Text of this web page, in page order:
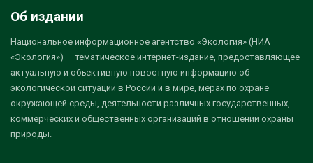
Об издании
Национальное информационное агентство «Экология» (НИА
«Экология») — тематическое интернет-издание, предоставляющее
актуальную и объективную новостную информацию об
экологической ситуации в России и в мире, мерах по охране
окружающей среды, деятельности различных государственных,
коммерческих и общественных организаций в отношении охраны
природы.